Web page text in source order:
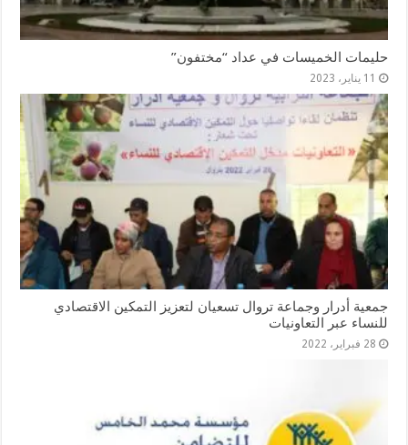
حليمات الخميسات في عداد “مختفون”
11 يناير، 2023
جمعية أدرار وجماعة تروال تسعيان لتعزيز التمكين الاقتصادي
للنساء عبر التعاونيات
28 فبراير، 2022